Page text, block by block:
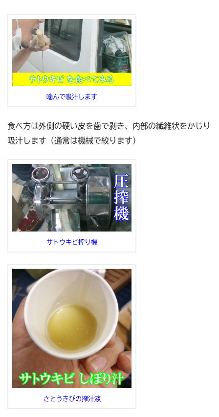
噛んで吸汁します
食べ方は外側の硬い皮を歯で剥き、内部の繊維状をかじり
吸汁します（通常は機械で絞ります）
サトウキビ搾り機
さとうきびの搾汁液